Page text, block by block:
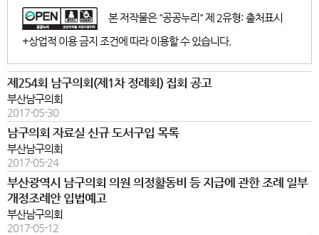
본 저작물은 "공공누리" 제 2유형: 출처표시
+상업적 이용 금지 조건에 따라 이용할 수 있습니다.
제254회 남구의회(제1차 정례회) 집회 공고
부산남구의회
2017-05-30
남구의회 자료실 신규 도서구입 목록
부산남구의회
2017-05-24
부산광역시 남구의회 의원 의정활동비 등 지급에 관한 조례 일부
개정조례안 입법예고
부산남구의회
2017-05-12